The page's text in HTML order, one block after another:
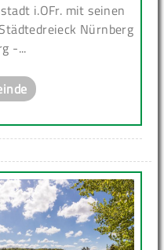
i.OFr. mit seinen
Nürnberg
-...